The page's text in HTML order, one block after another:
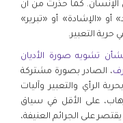
الإنسان. كما حذّرت من أن
أو «الإشادة» أو «تبرير»
حرية التعبير.
المشترك لعام 2008 بشأن تشويه صورة الأديان
، الصادر بصورة مشتركة
الرأي والتعبير وآليات
على الأقل في سياق
على الجرائم العنيفة،